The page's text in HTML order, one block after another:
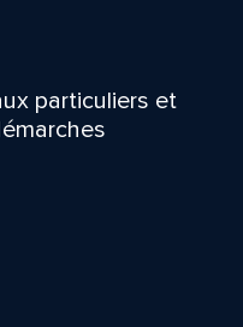
particuliers et